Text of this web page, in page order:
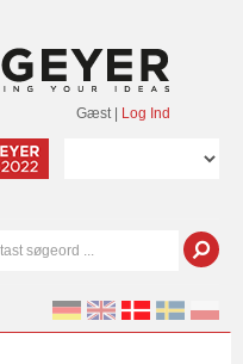
Gæst Log Ind